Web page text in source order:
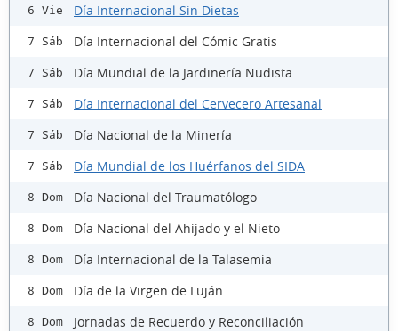
6 Vie Día Internacional Sin Dietas
7 Sáb Día Internacional del Cómic Gratis
7 Sáb Día Mundial de la Jardinería Nudista
7 Sáb Día Internacional del Cervecero Artesanal
7 Sáb Día Nacional de la Minería
7 Sáb Día Mundial de los Huérfanos del SIDA
8 Dom Día Nacional del Traumatólogo
8 Dom Día Nacional del Ahijado y el Nieto
8 Dom Día Internacional de la Talasemia
8 Dom Día de la Virgen de Luján
8 Dom Jornadas de Recuerdo y Reconciliación